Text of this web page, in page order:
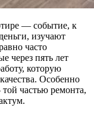
— событие, к
изучают
часто
через пять лет
которую
Особенно
частью ремонта,